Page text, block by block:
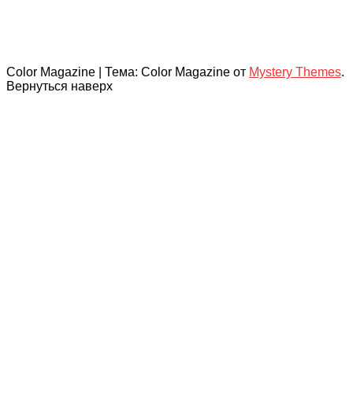
Color Magazine Тема: Color Magazine от Mystery Themes.
Вернуться наверх